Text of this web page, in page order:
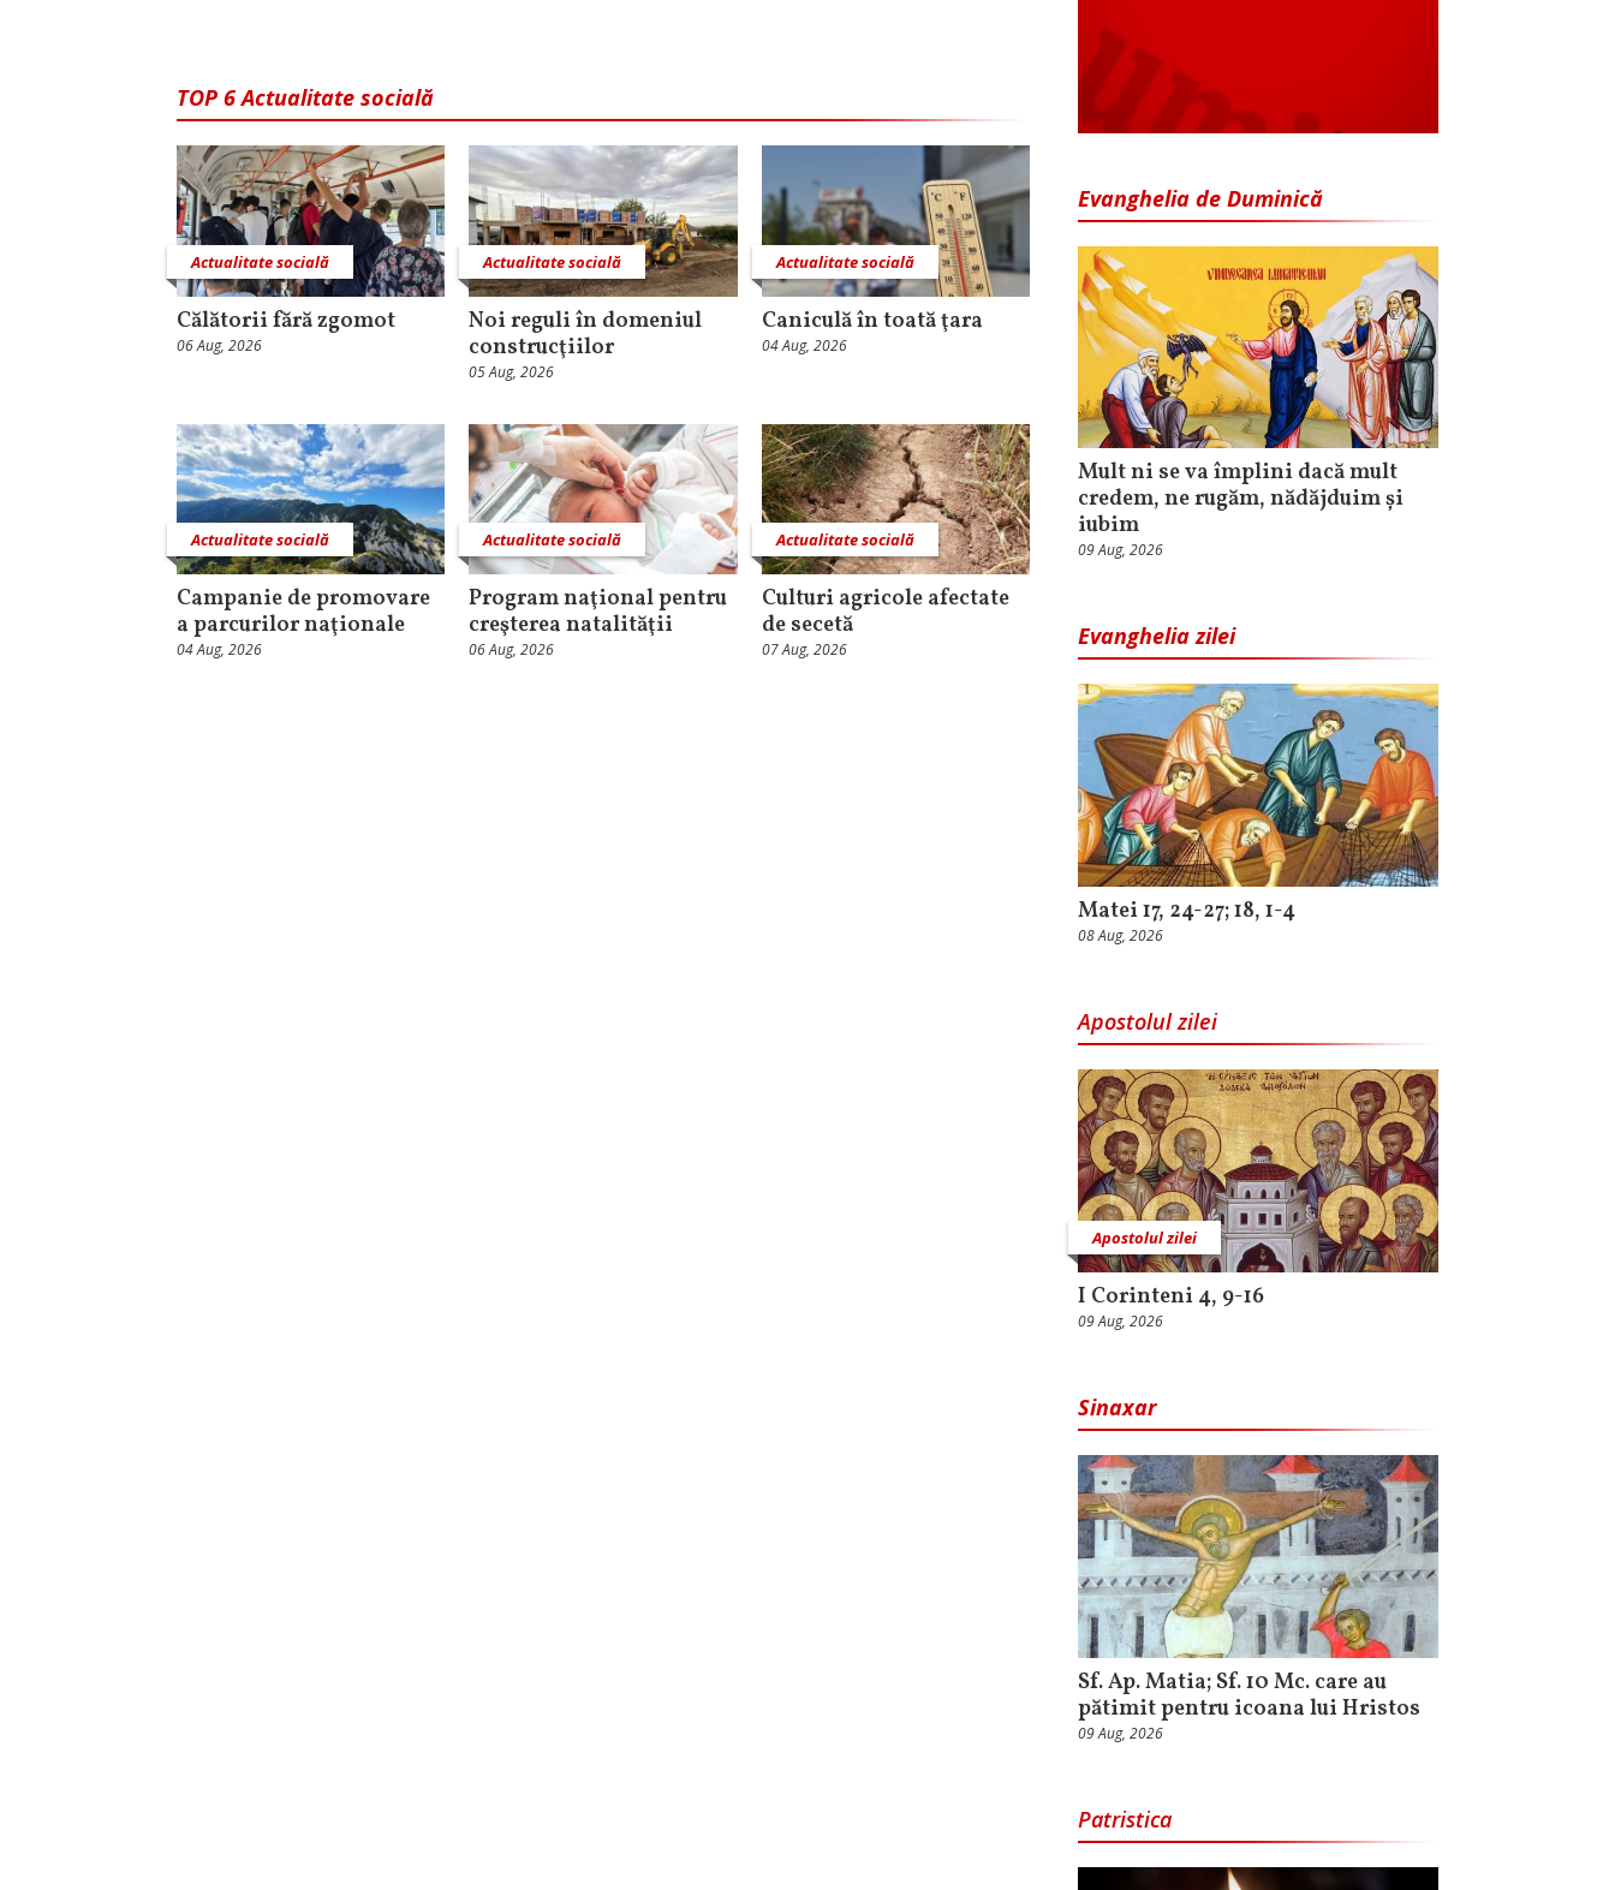
TOP 6 Actualitate socială
Actualitate socială
Călătorii fără zgomot
06 Aug, 2026
Actualitate socială
Noi reguli în domeniul
construcţiilor
05 Aug, 2026
Actualitate socială
Caniculă în toată ţara
04 Aug, 2026
Actualitate socială
Campanie de promovare
a parcurilor naţionale
04 Aug, 2026
Actualitate socială
Program naţional pentru
creşterea natalităţii
06 Aug, 2026
Actualitate socială
Culturi agricole afectate
de secetă
07 Aug, 2026
Evanghelia de Duminică
Mult ni se va împlini dacă mult
credem, ne rugăm, nădăjduim și
iubim
09 Aug, 2026
Evanghelia zilei
Matei 17, 24-27; 18, 1-4
08 Aug, 2026
Apostolul zilei
Apostolul zilei
I Corinteni 4, 9-16
09 Aug, 2026
Sinaxar
Sf. Ap. Matia; Sf. 10 Mc. care au
pătimit pentru icoana lui Hristos
09 Aug, 2026
Patristica